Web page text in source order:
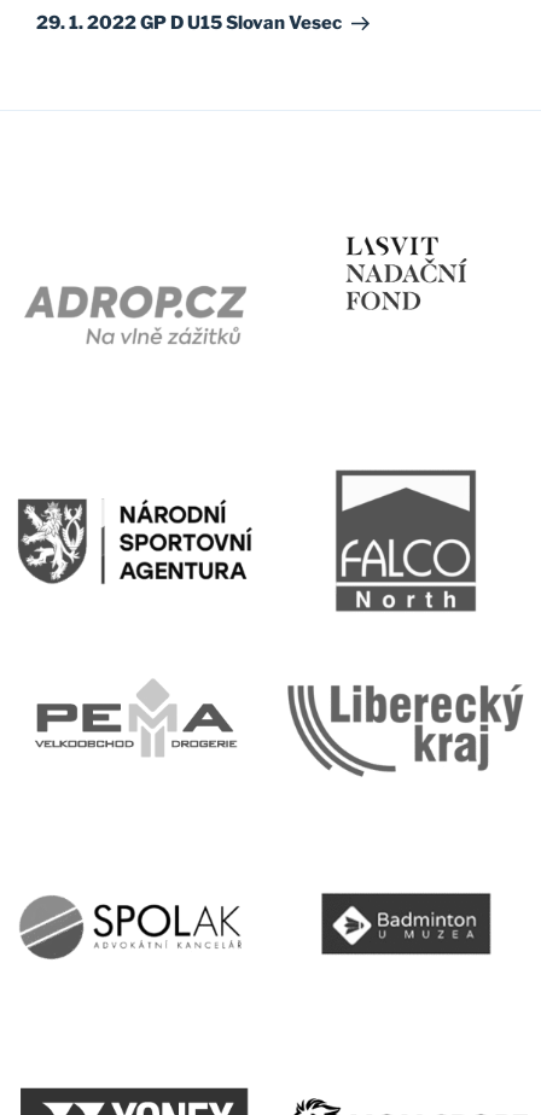
Post
29. 1. 2022 GP D U15 Slovan Vesec